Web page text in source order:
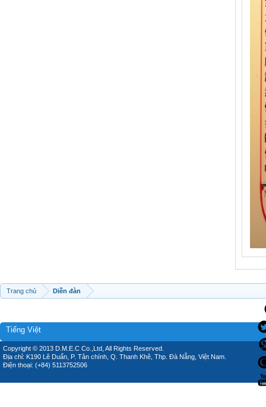
Trang chủ Diễn đàn
Tiếng Việt
Copyright © 2013 D.M.E.C Co.,Ltd, All Rights Reserved.
Địa chỉ: K190 Lê Duẩn, P. Tân chính, Q. Thanh Khê, Thp. Đà Nẵng, Việt Nam.
Điện thoại: (+84) 5113752506